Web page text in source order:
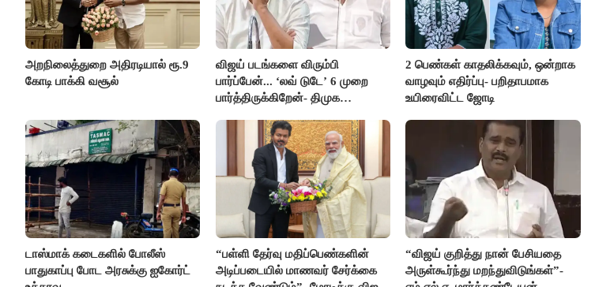
அறநிலைத்துறை அதிரடியால் ரூ.9
கோடி பாக்கி வசூல்
விஜய் படங்களை விரும்பி
பார்ப்பேன்... ‘லவ் டுடே’ 6 முறை
பார்த்திருக்கிறேன்- திமுக
2 பெண்கள் காதலிக்கவும், ஒன்றாக
வாழவும் எதிர்ப்பு- பறிதாபமாக
உயிரைவிட்ட ஜோடி
டாஸ்மாக் கடைகளில் போலீஸ்
பாதுகாப்பு போட அரசுக்கு ஐகோர்ட்
“பள்ளி தேர்வு மதிப்பெண்களின்
அடிப்படையில் மாணவர் சேர்க்கை
“விஜய் குறித்து நான் பேசியதை
அருள்கூர்ந்து மறந்துவிடுங்கள்”-